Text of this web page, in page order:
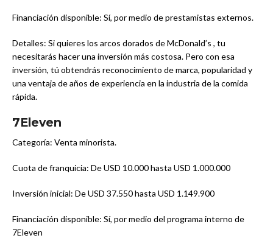
Financiación disponible: Sí, por medio de prestamistas externos.
Detalles: Si quieres los arcos dorados de McDonald’s , tu
necesitarás hacer una inversión más costosa. Pero con esa
inversión, tú obtendrás reconocimiento de marca, popularidad y
una ventaja de años de experiencia en la industria de la comida
rápida.
7Eleven
Categoría: Venta minorista.
Cuota de franquicia: De USD 10.000 hasta USD 1.000.000
Inversión inicial: De USD 37.550 hasta USD 1.149.900
Financiación disponible: Sí, por medio del programa interno de
7Eleven